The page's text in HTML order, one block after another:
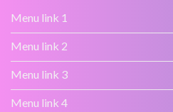
Menu link 1
Menu link 2
Menu link 3
Menu link 4